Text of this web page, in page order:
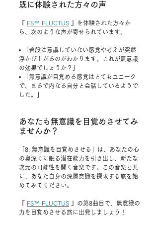
既に体験された方々の声
FS™ FLUCTUS 』を体験された方々か
ら、次のような声が寄せられています。
• 「普段は意識していない感覚や考えが突然
浮かび上がるのがわかります。これが無意識
の効果でしょうか？」
• 「無意識が目覚める感覚はとてもユニーク
で、まるで内なる自分と会話しているようで
した。」
あなたも無意識を目覚めさせてみ
ませんか？
「8. 無意識を目覚めさせる」は、あなたの心
の奥深くに眠る潜在能力を引き出し、新たな
次元の可能性を開く音楽です。この音楽と共
に、あなた自身の深層意識を探求する旅を始
めてみてください。
FS™ FLUCTUS
の第8曲目で、無意識の
力を目覚めさせる旅に出発しましょう！